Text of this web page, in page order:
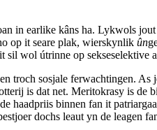
in earlike kâns ha. Lykwols
op it seare plak, wierskynlik ûn
wol útrinne op sekseselektive
troch sosjale ferwachtingen.
is dat net. Meritokrasy is de
haadpriis binnen fan it
dochs leaut yn de leagen